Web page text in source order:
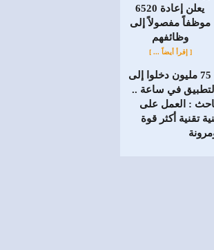
يعلن إعادة 6520
موظفاً مفصولاً إلى
‏وظائفهم
[ إقرأ أيضاً ... ]
75 مليون دخلوا إلى
التطبيق في ساعة ..
: العمل على
تقنية أكثر قوة